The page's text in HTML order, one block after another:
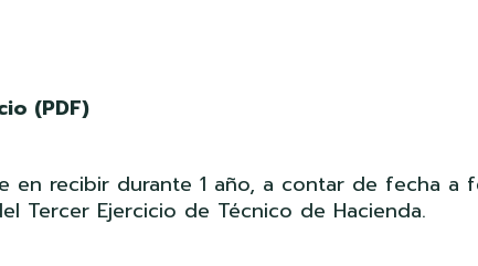
(PDF)
recibir durante 1 año, a contar de fecha a
Tercer Ejercicio de Técnico de Hacienda.